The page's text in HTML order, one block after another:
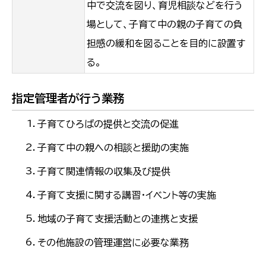
中で交流を図り、育児相談などを行う
場として、子育て中の親の子育ての負
担感の緩和を図ることを目的に設置す
る。
指定管理者が行う業務
子育てひろばの提供と交流の促進
子育て中の親への相談と援助の実施
子育て関連情報の収集及び提供
子育て支援に関する講習・イベント等の実施
地域の子育て支援活動との連携と支援
その他施設の管理運営に必要な業務